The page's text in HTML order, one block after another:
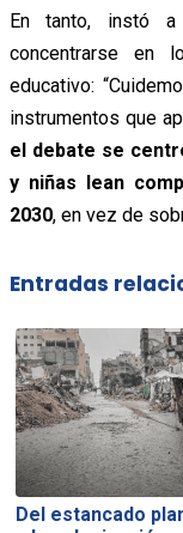
En tanto, instó
concentrarse en
educativo:
instrumentos que
el debate se
y niñas lean
2030, en vez de
Entradas
Del estancado